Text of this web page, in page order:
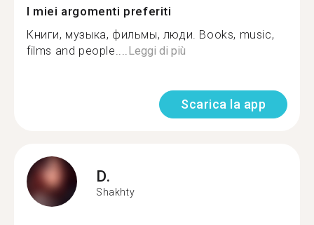
I miei argomenti preferiti
Книги, музыка, фильмы, люди. Books, music,
films and people.... Leggi di più
Scarica la app
D.
Shakhty